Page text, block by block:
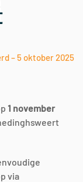
– 5 oktober 2025
1 november
via